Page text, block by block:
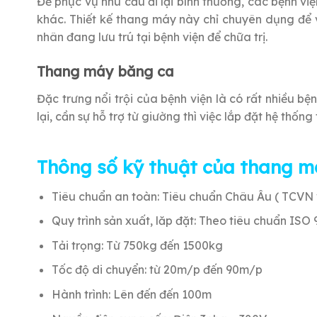
khác. Thiết kế thang máy này chỉ chuyên dụng
nhân đang lưu trú tại bệnh viện để chữa trị.
Thang máy băng ca
Đặc trưng nổi trội của bệnh viện là có rất nhiều
lại, cần sự hỗ trợ từ giường thì việc lắp đặt hệ
Thông số kỹ thuật của thang
Tiêu chuẩn an toàn: Tiêu chuẩn Châu Âu ( TCVN
Quy trình sản xuất, lăp đặt: Theo tiêu chuẩn ISO
Tải trọng: Từ 750kg đến 1500kg
Tốc độ di chuyển: từ 20m/p đến 90m/p
Hành trình: Lên đến đến 100m